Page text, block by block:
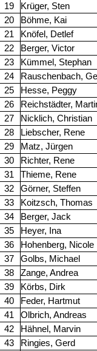
19
Krüger, Sten
20
Böhme, Kai
21
Knöfel, Detlef
22
Berger, Victor
23
Kümmel, Stephan
24
Rauschenbach,
25
Hesse, Peggy
26
Reichstädter,
27
Nicklich, Christian
28
Liebscher, Rene
29
Matz, Jürgen
30
Richter, Rene
31
Thieme, Rene
32
Görner, Steffen
33
Koitzsch, Thomas
34
Berger, Jack
35
Heyer, Ina
36
Hohenberg, Nicole
37
Golbs, Michael
38
Zange, Andrea
39
Körbs, Dirk
40
Feder, Hartmut
41
Olbrich, Andreas
42
Hähnel, Marvin
43
Ringies, Gerd